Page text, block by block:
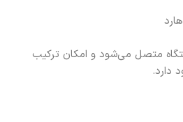
به دستگاه متصل می‌شود و امکان ترکیب